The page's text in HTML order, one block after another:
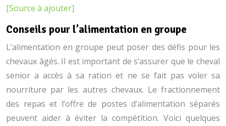
[Source à ajouter]
Conseils pour l’alimentation en groupe
L’alimentation en groupe peut poser des défis pour les
chevaux âgés. Il est important de s’assurer que le cheval
senior a accès à sa ration et ne se fait pas voler sa
nourriture par les autres chevaux. Le fractionnement
des repas et l’offre de postes d’alimentation séparés
peuvent aider à éviter la compétition. Voici quelques